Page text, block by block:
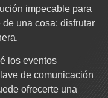
impecable para
una cosa: disfrutar
los eventos
de comunicación
ofrecerte una